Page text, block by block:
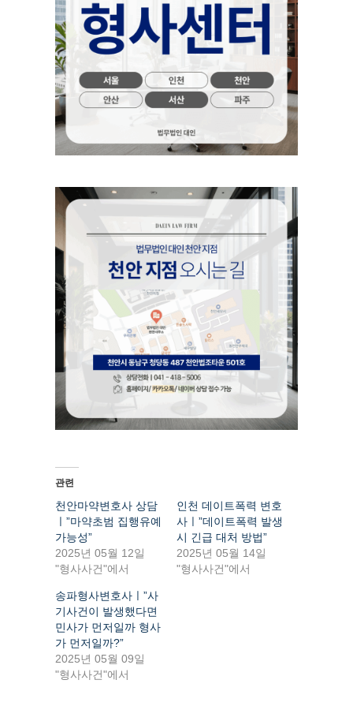
관련
천안마약변호사 상담
ㅣ”마약초범 집행유예
가능성”
2025년 05월 12일
"형사사건"에서
인천 데이트폭력 변호
사ㅣ”데이트폭력 발생
시 긴급 대처 방법”
2025년 05월 14일
"형사사건"에서
송파형사변호사ㅣ”사
기사건이 발생했다면
민사가 먼저일까 형사
가 먼저일까?”
2025년 05월 09일
"형사사건"에서